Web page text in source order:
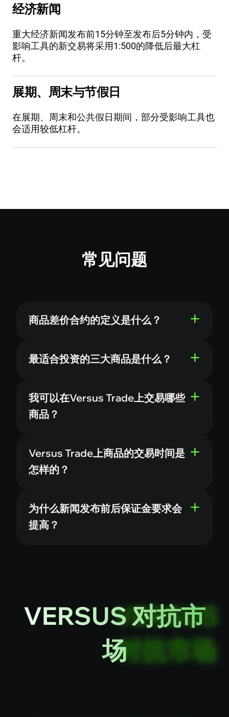
经济新闻
重大经济新闻发布前15分钟至发布后5分钟内，受
影响工具的新交易将采用1:500的降低后最大杠
杆。
展期、周末与节假日
在展期、周末和公共假日期间，部分受影响工具也
会适用较低杠杆。
常见问题
商品差价合约的定义是什么？
最适合投资的三大商品是什么？
我可以在Versus Trade上交易哪些
商品？
Versus Trade上商品的交易时间是
怎样的？
为什么新闻发布前后保证金要求会
提高？
VERSUS 对抗市
场